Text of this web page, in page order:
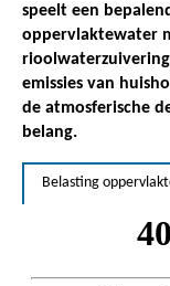
speelt een
oppervlaktewater
emissies van
de atmosferische
belang.
Belasting